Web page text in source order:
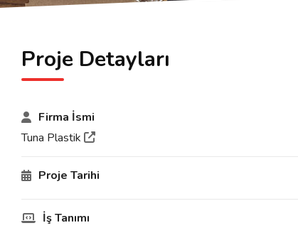
Proje Detayları
Firma İsmi
Tuna Plastik
Proje Tarihi
İş Tanımı